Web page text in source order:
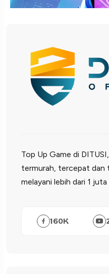
Top Up Game di
termurah, tercepat dan
melayani lebih dari 1 juta
160K